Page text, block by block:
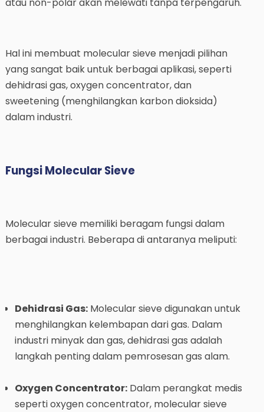
Hal ini membuat molecular sieve menjadi pilihan
yang sangat baik untuk berbagai aplikasi, seperti
dehidrasi gas, oxygen concentrator, dan
sweetening (menghilangkan karbon dioksida)
dalam industri.
Fungsi Molecular Sieve
Molecular sieve memiliki beragam fungsi dalam
berbagai industri. Beberapa di antaranya meliputi:
Dehidrasi Gas:Molecular sieve digunakan untuk
menghilangkan kelembapan dari gas. Dalam
industri minyak dan gas, dehidrasi gas adalah
langkah penting dalam pemrosesan gas alam.
Oxygen Concentrator:Dalam perangkat medis
seperti oxygen concentrator, molecular sieve